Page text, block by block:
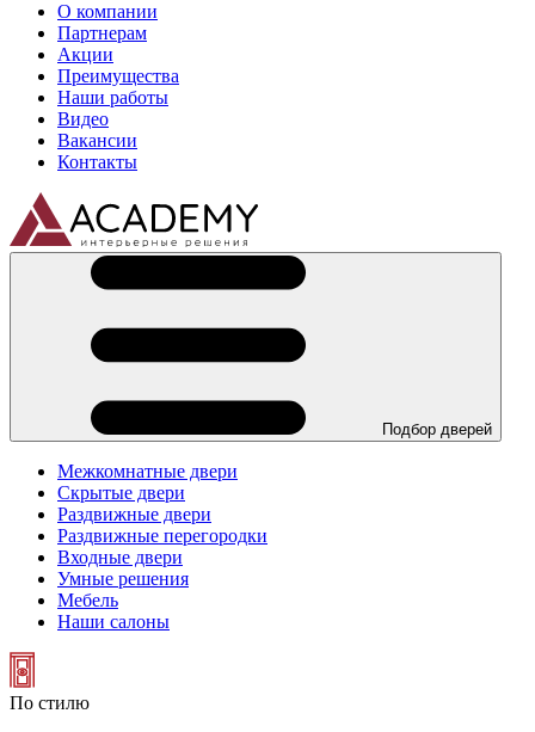
О компании
Партнерам
Акции
Преимущества
Наши работы
Видео
Вакансии
Контакты
Подбор дверей
Межкомнатные двери
Скрытые двери
Раздвижные двери
Раздвижные перегородки
Входные двери
Умные решения
Мебель
Наши салоны
По стилю